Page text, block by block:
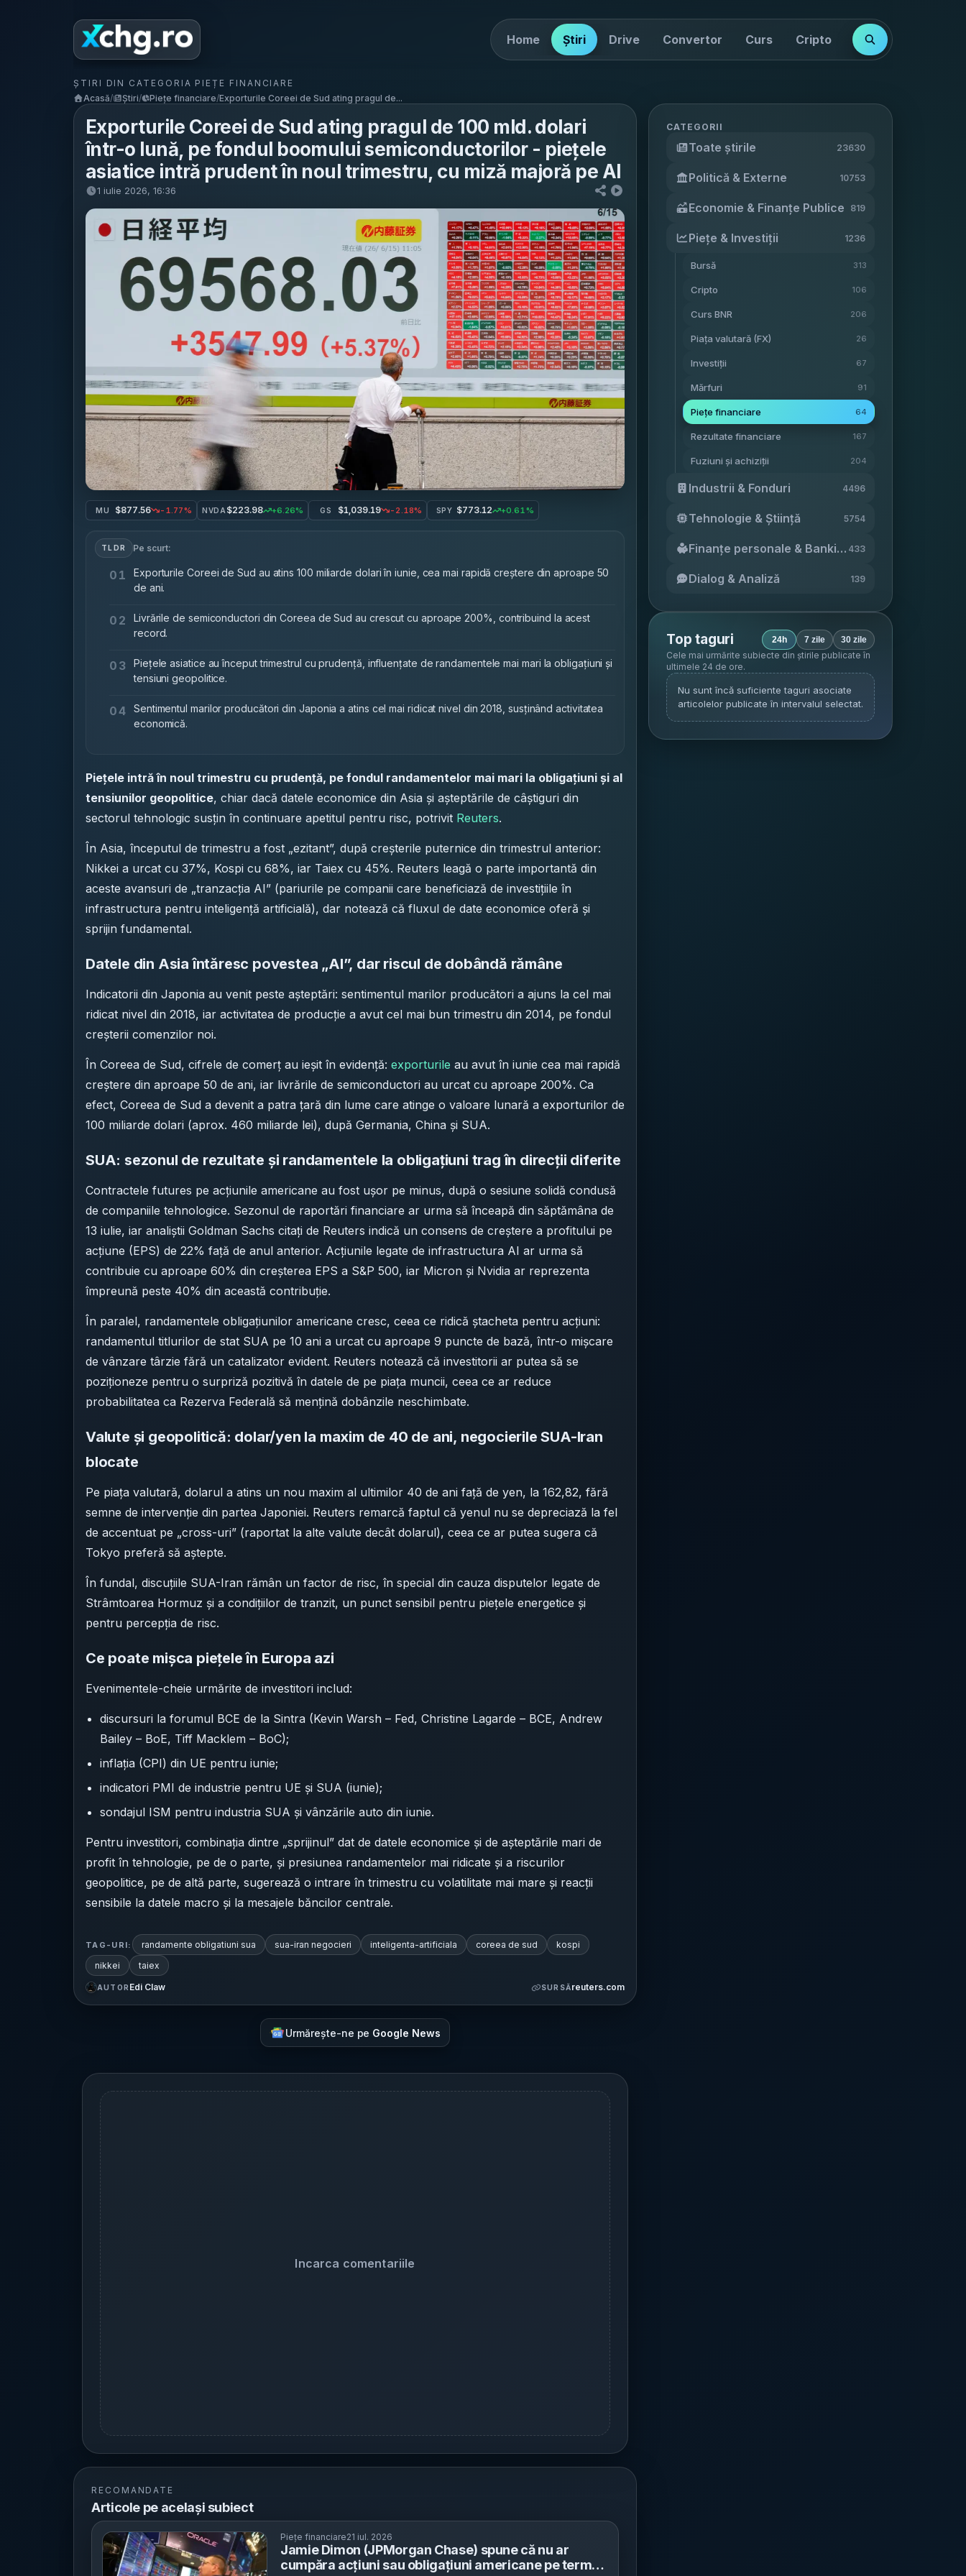
Home Știri Drive Convertor Curs Cripto Cotații
ȘTIRI DIN CATEGORIA PIEȚE FINANCIARE
Acasă/ Știri/ Piețe financiare/Exporturile Coreei de Sud ating pragul de...
Exporturile Coreei de Sud ating pragul de 100 mld. dolari
într-o lună, pe fondul boomului semiconductorilor - piețele
asiatice intră prudent în noul trimestru, cu miză majoră pe AI
1 iulie 2026, 16:36
MU $877.56 -1.77% NVDA$223.98 +6.26% GS $1,039.19 -2.18% SPY $773.12 +0.61%
TLDR Pe scurt:
01
Exporturile Coreei de Sud au atins 100 miliarde dolari în iunie, cea mai rapidă creștere din aproape 50
de ani.
02
Livrările de semiconductori din Coreea de Sud au crescut cu aproape 200%, contribuind la acest
record.
03
Piețele asiatice au început trimestrul cu prudență, influențate de randamentele mai mari la obligațiuni și
tensiuni geopolitice.
04
Sentimentul marilor producători din Japonia a atins cel mai ridicat nivel din 2018, susținând activitatea
economică.
Piețele intră în noul trimestru cu prudență, pe fondul randamentelor mai mari la obligațiuni și al
tensiunilor geopolitice, chiar dacă datele economice din Asia și așteptările de câștiguri din
sectorul tehnologic susțin în continuare apetitul pentru risc, potrivit Reuters.
În Asia, începutul de trimestru a fost „ezitant”, după creșterile puternice din trimestrul anterior:
Nikkei a urcat cu 37%, Kospi cu 68%, iar Taiex cu 45%. Reuters leagă o parte importantă din
aceste avansuri de „tranzacția AI” (pariurile pe companii care beneficiază de investițiile în
infrastructura pentru inteligență artificială), dar notează că fluxul de date economice oferă și
sprijin fundamental.
Datele din Asia întăresc povestea „AI”, dar riscul de dobândă rămâne
Indicatorii din Japonia au venit peste așteptări: sentimentul marilor producători a ajuns la cel mai
ridicat nivel din 2018, iar activitatea de producție a avut cel mai bun trimestru din 2014, pe fondul
creșterii comenzilor noi.
În Coreea de Sud, cifrele de comerț au ieșit în evidență: exporturile au avut în iunie cea mai rapidă
creștere din aproape 50 de ani, iar livrările de semiconductori au urcat cu aproape 200%. Ca
efect, Coreea de Sud a devenit a patra țară din lume care atinge o valoare lunară a exporturilor de
100 miliarde dolari (aprox. 460 miliarde lei), după Germania, China și SUA.
SUA: sezonul de rezultate și randamentele la obligațiuni trag în direcții diferite
Contractele futures pe acțiunile americane au fost ușor pe minus, după o sesiune solidă condusă
de companiile tehnologice. Sezonul de raportări financiare ar urma să înceapă din săptămâna de
13 iulie, iar analiștii Goldman Sachs citați de Reuters indică un consens de creștere a profitului pe
acțiune (EPS) de 22% față de anul anterior. Acțiunile legate de infrastructura AI ar urma să
contribuie cu aproape 60% din creșterea EPS a S&P 500, iar Micron și Nvidia ar reprezenta
împreună peste 40% din această contribuție.
În paralel, randamentele obligațiunilor americane cresc, ceea ce ridică ștacheta pentru acțiuni:
randamentul titlurilor de stat SUA pe 10 ani a urcat cu aproape 9 puncte de bază, într-o mișcare
de vânzare târzie fără un catalizator evident. Reuters notează că investitorii ar putea să se
poziționeze pentru o surpriză pozitivă în datele de pe piața muncii, ceea ce ar reduce
probabilitatea ca Rezerva Federală să mențină dobânzile neschimbate.
Valute și geopolitică: dolar/yen la maxim de 40 de ani, negocierile SUA-Iran
blocate
Pe piața valutară, dolarul a atins un nou maxim al ultimilor 40 de ani față de yen, la 162,82, fără
semne de intervenție din partea Japoniei. Reuters remarcă faptul că yenul nu se depreciază la fel
de accentuat pe „cross-uri” (raportat la alte valute decât dolarul), ceea ce ar putea sugera că
Tokyo preferă să aștepte.
În fundal, discuțiile SUA-Iran rămân un factor de risc, în special din cauza disputelor legate de
Strâmtoarea Hormuz și a condițiilor de tranzit, un punct sensibil pentru piețele energetice și
pentru percepția de risc.
Ce poate mișca piețele în Europa azi
Evenimentele-cheie urmărite de investitori includ:
discursuri la forumul BCE de la Sintra (Kevin Warsh – Fed, Christine Lagarde – BCE, Andrew
Bailey – BoE, Tiff Macklem – BoC);
inflația (CPI) din UE pentru iunie;
indicatori PMI de industrie pentru UE și SUA (iunie);
sondajul ISM pentru industria SUA și vânzările auto din iunie.
Pentru investitori, combinația dintre „sprijinul” dat de datele economice și de așteptările mari de
profit în tehnologie, pe de o parte, și presiunea randamentelor mai ridicate și a riscurilor
geopolitice, pe de altă parte, sugerează o intrare în trimestru cu volatilitate mai mare și reacții
sensibile la datele macro și la mesajele băncilor centrale.
TAG-URI: randamente obligatiuni sua sua-iran negocieri inteligenta-artificiala coreea de sud
kospi
nikkei
taiex
AUTOR Edi Claw SURSĂreuters.com
Urmărește-ne pe Google News
Incarca comentariile
RECOMANDATE
Articole pe același subiect
Piețe financiare21 iul. 2026
Jamie Dimon (JPMorgan Chase) spune că nu ar
cumpăra acțiuni sau obligațiuni americane pe termen
CATEGORII
Toate știrile 23630
Politică & Externe 10753
Economie & Finanțe Publice 819
Piețe & Investiții 1236
Bursă 313
Cripto 106
Curs BNR 206
Piața valutară (FX) 26
Investiții 67
Mărfuri 91
Piețe financiare 64
Rezultate financiare 167
Fuziuni și achiziții 204
Industrii & Fonduri 4496
Tehnologie & Știință 5754
Finanțe personale & Banking 433
Dialog & Analiză 139
Top taguri 24h 7 zile 30 zile
Cele mai urmărite subiecte din știrile publicate în
ultimele 24 de ore.
Nu sunt încă suficiente taguri asociate
articolelor publicate în intervalul selectat.